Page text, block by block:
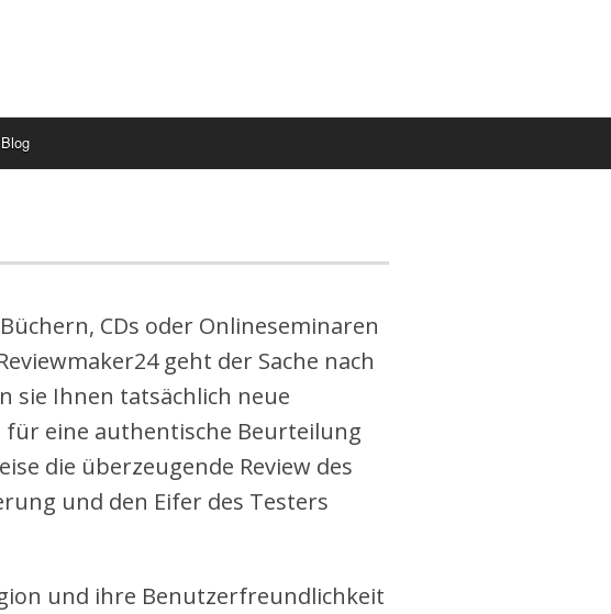
Blog
CDs oder Onlineseminaren
geht der Sache nach
sie Ihnen tatsächlich neue
für eine authentische Beurteilung
die überzeugende Review des
und den Eifer des Testers
und ihre Benutzerfreundlichkeit